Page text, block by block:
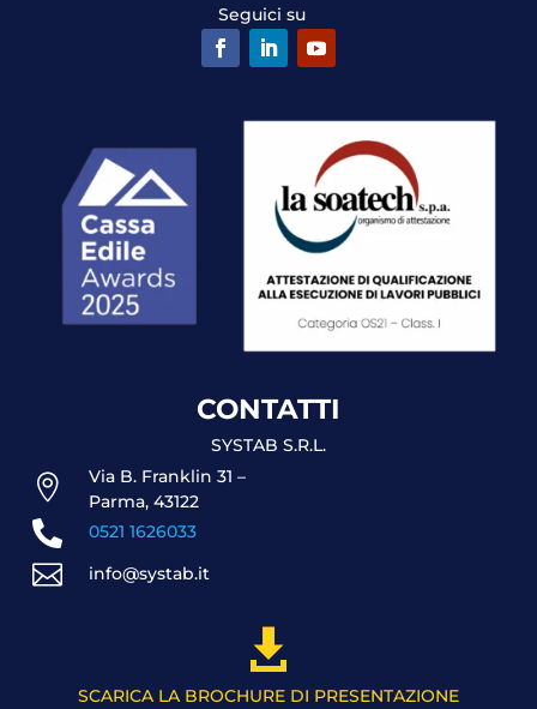
Seguici su
CONTATTI
SYSTAB S.R.L.

Via B. Franklin 31 –
Parma, 43122
 0521 1626033
 info@systab.it

SCARICA LA BROCHURE DI PRESENTAZIONE